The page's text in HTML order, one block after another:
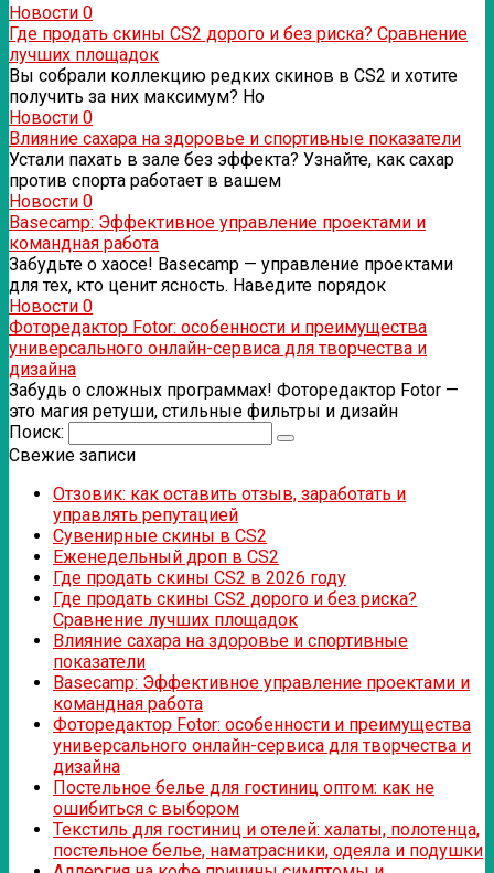
Новости 0
Где продать скины CS2 дорого и без риска? Сравнение
лучших площадок
Вы собрали коллекцию редких скинов в CS2 и хотите
получить за них максимум? Но
Новости 0
Влияние сахара на здоровье и спортивные показатели
Устали пахать в зале без эффекта? Узнайте, как сахар
против спорта работает в вашем
Новости 0
Basecamp: Эффективное управление проектами и
командная работа
Забудьте о хаосе! Basecamp — управление проектами
для тех, кто ценит ясность. Наведите порядок
Новости 0
Фоторедактор Fotor: особенности и преимущества
универсального онлайн-сервиса для творчества и
дизайна
Забудь о сложных программах! Фоторедактор Fotor —
это магия ретуши, стильные фильтры и дизайн
Поиск:
Свежие записи
Отзовик: как оставить отзыв, заработать и
управлять репутацией
Сувенирные скины в CS2
Еженедельный дроп в CS2
Где продать скины CS2 в 2026 году
Где продать скины CS2 дорого и без риска?
Сравнение лучших площадок
Влияние сахара на здоровье и спортивные
показатели
Basecamp: Эффективное управление проектами и
командная работа
Фоторедактор Fotor: особенности и преимущества
универсального онлайн-сервиса для творчества и
дизайна
Постельное белье для гостиниц оптом: как не
ошибиться с выбором
Текстиль для гостиниц и отелей: халаты, полотенца,
постельное белье, наматрасники, одеяла и подушки